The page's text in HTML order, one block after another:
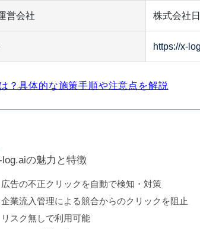
「実践SEOバイブル ランクエス
り、検索順位が5位圏内に急上
お客さまと二人三脚で施策を行
い、セッション数が８倍に上昇
営会社 株式会社
https://x-
？具体的な施策手順や注意点を解説
log.aiの魅力と特徴
広告の不正クリックを自動で検知・対策
企業流入管理による競合からのクリックを阻止
リスク無しで利用可能